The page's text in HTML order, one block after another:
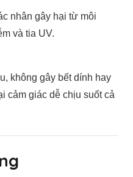
nhân gây hại từ môi
và tia UV.
không gây bết dính hay
cảm giác dễ chịu suốt cả